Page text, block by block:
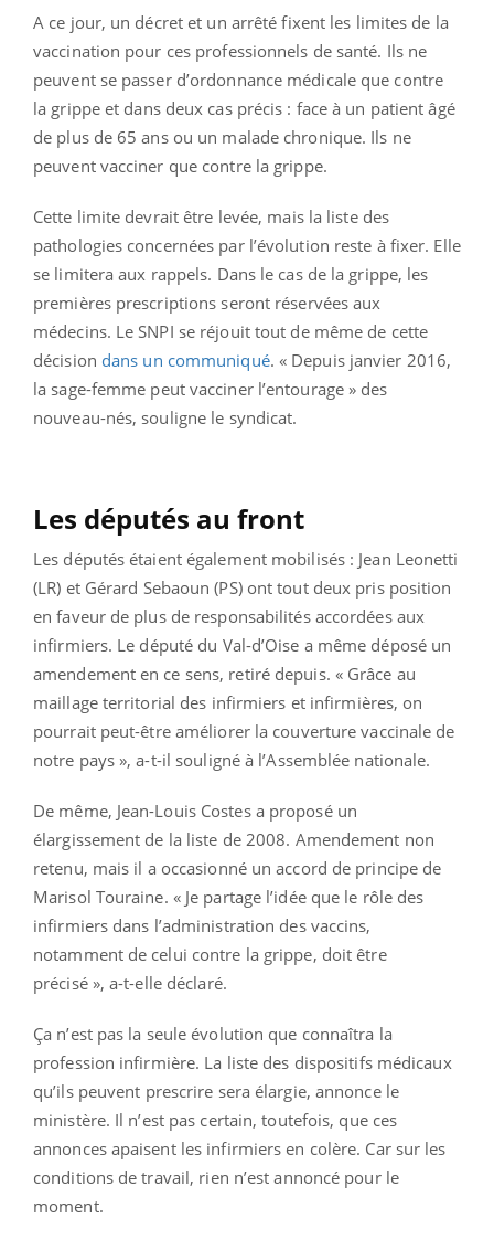
A ce jour, un décret et un arrêté fixent les limites de la
vaccination pour ces professionnels de santé. Ils ne
peuvent se passer d’ordonnance médicale que contre
la grippe et dans deux cas précis : face à un patient âgé
de plus de 65 ans ou un malade chronique. Ils ne
peuvent vacciner que contre la grippe.
Cette limite devrait être levée, mais la liste des
pathologies concernées par l’évolution reste à fixer. Elle
se limitera aux rappels. Dans le cas de la grippe, les
premières prescriptions seront réservées aux
médecins. Le SNPI se réjouit tout de même de cette
décision dans un communiqué. « Depuis janvier 2016,
la sage-femme peut vacciner l’entourage » des
nouveau-nés, souligne le syndicat.
Les députés au front
Les députés étaient également mobilisés : Jean Leonetti
(LR) et Gérard Sebaoun (PS) ont tout deux pris position
en faveur de plus de responsabilités accordées aux
infirmiers. Le député du Val-d’Oise a même déposé un
amendement en ce sens, retiré depuis. « Grâce au
maillage territorial des infirmiers et infirmières, on
pourrait peut-être améliorer la couverture vaccinale de
notre pays », a-t-il souligné à l’Assemblée nationale.
De même, Jean-Louis Costes a proposé un
élargissement de la liste de 2008. Amendement non
retenu, mais il a occasionné un accord de principe de
Marisol Touraine. « Je partage l’idée que le rôle des
infirmiers dans l’administration des vaccins,
notamment de celui contre la grippe, doit être
précisé », a-t-elle déclaré.
Ça n’est pas la seule évolution que connaîtra la
profession infirmière. La liste des dispositifs médicaux
qu’ils peuvent prescrire sera élargie, annonce le
ministère. Il n’est pas certain, toutefois, que ces
annonces apaisent les infirmiers en colère. Car sur les
conditions de travail, rien n’est annoncé pour le
moment.